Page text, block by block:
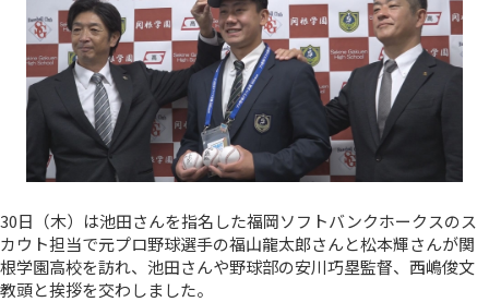
30日（木）は池田さんを指名した福岡ソフトバンクホークスのス
カウト担当で元プロ野球選手の福山龍太郎さんと松本輝さんが関
根学園高校を訪れ、池田さんや野球部の安川巧塁監督、西嶋俊文
教頭と挨拶を交わしました。